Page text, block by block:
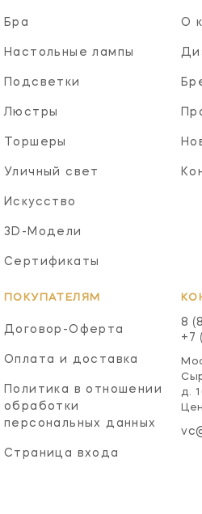
Бра
Настольные лампы
Подсветки
Люстры
Торшеры
Уличный свет
Искусство
3D-Модели
Сертификаты
О
ПОКУПАТЕЛЯМ
Договор-Оферта
Оплата и доставка
Политика в отношении
обработки
персональных данных
Страница входа
8
+7
д.